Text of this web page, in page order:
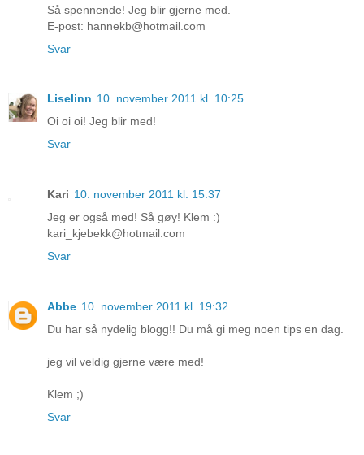
Så spennende! Jeg blir gjerne med.
E-post: hannekb@hotmail.com
Svar
Liselinn 10. november 2011 kl. 10:25
Oi oi oi! Jeg blir med!
Svar
Kari 10. november 2011 kl. 15:37
Jeg er også med! Så gøy! Klem :)
kari_kjebekk@hotmail.com
Svar
Abbe 10. november 2011 kl. 19:32
Du har så nydelig blogg!! Du må gi meg noen tips en dag.
jeg vil veldig gjerne være med!
Klem ;)
Svar